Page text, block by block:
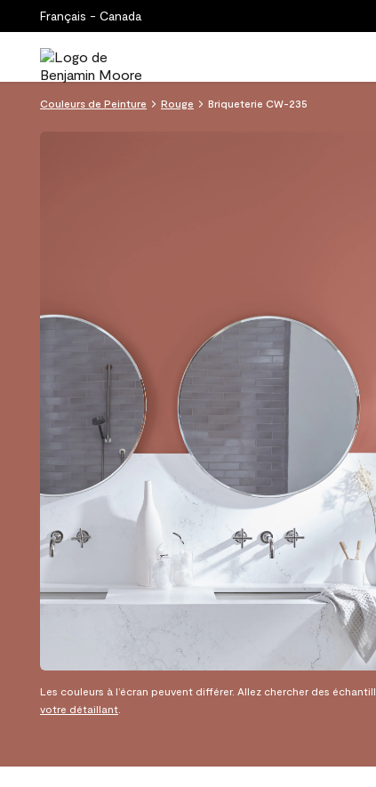
Français - Canada
Couleurs de Peinture Rouge Briqueterie CW-235
Les couleurs à l’écran peuvent différer. Allez chercher des
votre détaillant